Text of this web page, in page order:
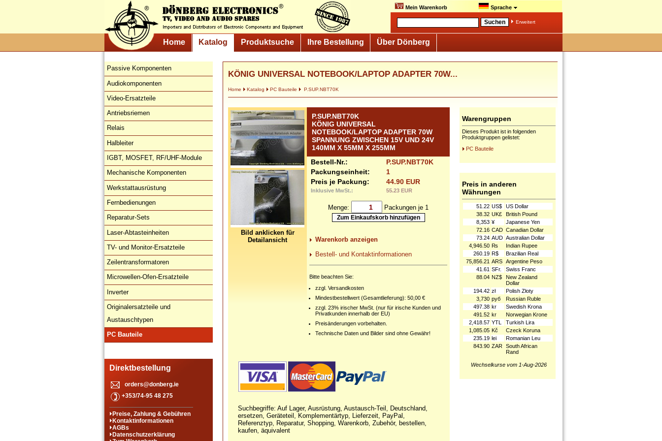
Mein Warenkorb Sprache
Erweitert
Home Katalog Produktsuche Ihre Bestellung Über Dönberg
Passive Komponenten
Audiokomponenten
Video-Ersatzteile
Antriebsriemen
Relais
Halbleiter
IGBT, MOSFET, RF/UHF-Module
Mechanische Komponenten
Werkstattausrüstung
Fernbedienungen
Reparatur-Sets
Laser-Abtasteinheiten
TV- und Monitor-Ersatzteile
Zeilentransformatoren
Microwellen-Ofen-Ersatzteile
Inverter
Originalersatzteile und
Austauschtypen
PC Bauteile
Direktbestellung
orders@donberg.ie
+353/74-95 48 275
Preise, Zahlung & Gebühren
Kontaktinformationen
AGBs
Datenschutzerklärung
KÖNIG UNIVERSAL NOTEBOOK/LAPTOP ADAPTER 70W...
Home Katalog PC Bauteile P.SUP.NBT70K
Bild anklicken für
Detailansicht
P.SUP.NBT70K
KÖNIG UNIVERSAL
NOTEBOOK/LAPTOP ADAPTER 70W
SPANNUNG ZWISCHEN 15V UND 24V
140MM X 55MM X 255MM
Bestell-Nr.:
P.SUP.NBT70K
Packungseinheit:
1
Preis je Packung:
44.90 EUR
Inklusive MwSt.: 55.23 EUR
Menge: Packungen je 1
Warenkorb anzeigen
Bestell- und Kontaktinformationen
Bitte beachten Sie:
zzgl. Versandkosten
Mindestbestellwert (Gesamtlieferung): 50,00 €
zzgl. 23% irischer MwSt. (nur für irische Kunden und
Privatkunden innerhalb der EU)
Preisänderungen vorbehalten.
Technische Daten und Bilder sind ohne Gewähr!
Suchbegriffe: Auf Lager, Ausrüstung, Austausch-Teil, Deutschland,
ersetzen, Geräteteil, Komplementärtyp, Lieferzeit, PayPal,
Referenztyp, Reparatur, Shopping, Warenkorb, Zubehör, bestellen,
kaufen, äquivalent
Warengruppen
Dieses Produkt ist in folgenden
Produktgruppen gelistet:
PC Bauteile
Preis in anderen
Währungen
51.22 US$
US Dollar
38.32 UK£
British Pound
8,353 ¥
Japanese Yen
72.16 CAD Canadian Dollar
73.24 AUD Australian Dollar
4,946.50 ₨
Indian Rupee
260.19 R$
Brazilian Real
75,856.21 ARS Argentine Peso
41.61 SFr.
Swiss Franc
88.04 NZ$
New Zealand
Dollar
194.42 zł
Polish Złoty
3,730 руб
Russian Ruble
497.38 kr
Swedish Krona
491.52 kr
Norwegian Krone
2,418.57 YTL
Turkish Lira
1,085.05 Kč
Czeck Koruna
235.19 lei
Romanian Leu
843.90 ZAR South African
Rand
Wechselkurse vom 1-Aug-2026